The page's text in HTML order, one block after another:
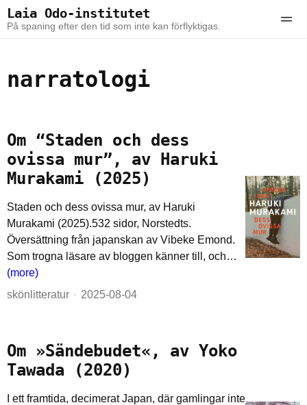
Skip to the content
Skip to the main menu
Laia Odo-institutet
På spaning efter den tid som inte kan förflyktigas.
narratologi
Om “Staden och dess
ovissa mur”, av Haruki
Murakami (2025)
Staden och dess ovissa mur, av Haruki
Murakami (2025).532 sidor, Norstedts.
Översättning från japanskan av Vibeke Emond.
Som trogna läsare av bloggen känner till, och…
(more)
skönlitteratur
2025-08-04
Om »Sändebudet«, av Yoko
Tawada (2020)
I ett framtida, decimerat Japan, där gamlingar inte